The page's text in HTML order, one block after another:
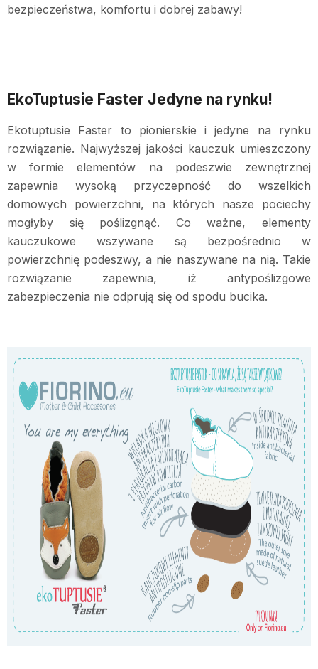
bezpieczeństwa, komfortu i dobrej zabawy!
EkoTuptusie Faster Jedyne na rynku!
Ekotuptusie Faster to pionierskie i jedyne na rynku
rozwiązanie. Najwyższej jakości kauczuk umieszczony
w formie elementów na podeszwie zewnętrznej
zapewnia wysoką przyczepność do wszelkich
domowych powierzchni, na których nasze pociechy
mogłyby się poślizgnąć. Co ważne, elementy
kauczukowe wszywane są bezpośrednio w
powierzchnię podeszwy, a nie naszywane na nią. Takie
rozwiązanie zapewnia, iż antypoślizgowe
zabezpieczenia nie odprują się od spodu bucika.